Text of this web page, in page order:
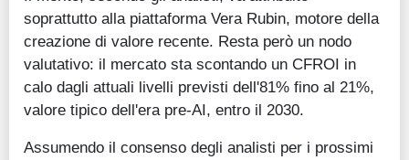
soprattutto alla piattaforma Vera Rubin, motore della
creazione di valore recente. Resta però un nodo
valutativo: il mercato sta scontando un CFROI in
calo dagli attuali livelli previsti dell'81% fino al 21%,
valore tipico dell'era pre-AI, entro il 2030.
Assumendo il consenso degli analisti per i prossimi